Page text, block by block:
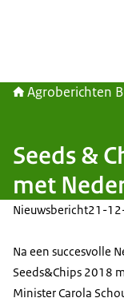
Agroberichten
Seeds &
met
Nieuwsbericht21-
Na een succesvolle
Seeds&Chips 2018
Minister Carola